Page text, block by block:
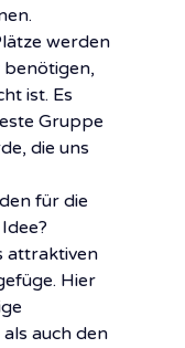
werden
ist. Es
Gruppe
die uns
für die
attraktiven
Hier
auch den